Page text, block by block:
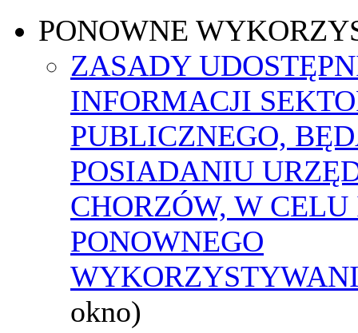
PONOWNE
ZASADY
INFORMACJI
PUBLICZNEGO,
POSIADANIU
CHORZÓW, W
PONOWNEGO
okno)